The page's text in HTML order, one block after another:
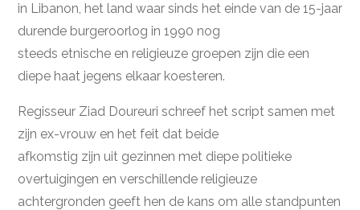
in Libanon, het land waar sinds het einde van de 15-jaar
durende burgeroorlog in 1990 nog
steeds etnische en religieuze groepen zijn die een
diepe haat jegens elkaar koesteren.
Regisseur Ziad Doureuri schreef het script samen met
zijn ex-vrouw en het feit dat beide
afkomstig zijn uit gezinnen met diepe politieke
overtuigingen en verschillende religieuze
achtergronden geeft hen de kans om alle standpunten